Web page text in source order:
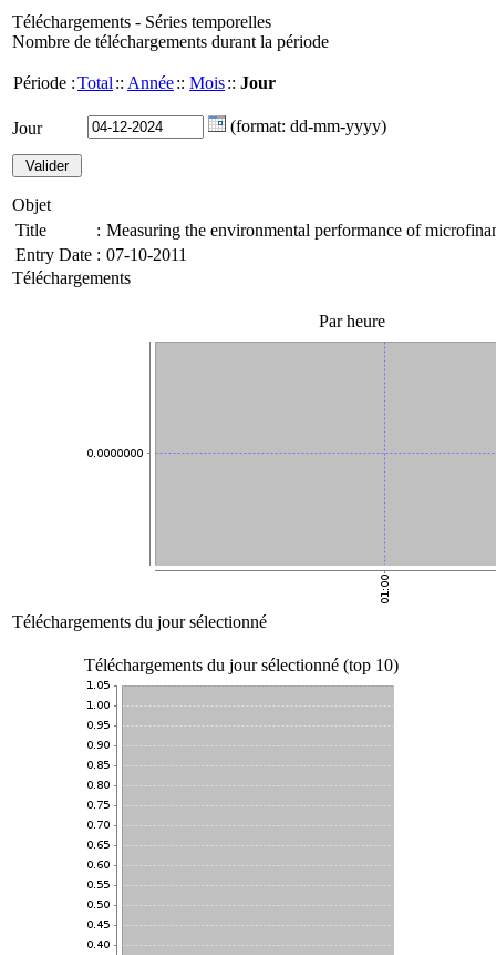
Téléchargements - Séries temporelles
Nombre de téléchargements durant la période
Période :Total :: Année:: Mois:: Jour
Jour (format: dd-mm-yyyy)
Objet
Title
: Measuring the environmental performance of
Entry Date : 07-10-2011
Téléchargements
Par heure
Téléchargements du jour sélectionné
Téléchargements du jour sélectionné (top 10)